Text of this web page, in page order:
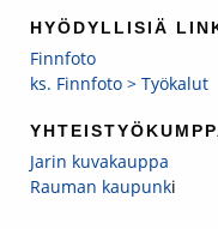
HYÖDYLLISIÄ
Finnfoto
ks. Finnfoto > Työkalut
Jarin kuvakauppa
Rauman kaupunki